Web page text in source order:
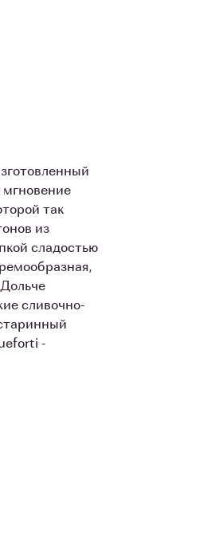
так
из
сладостью
сливочно-
-